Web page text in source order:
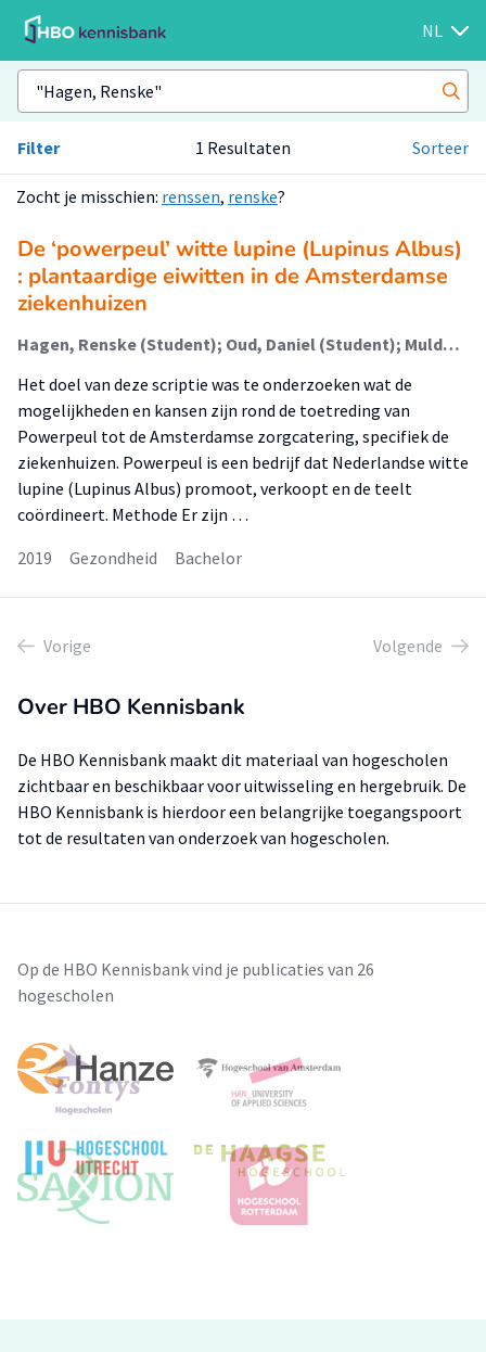
NL
Filter 1 Resultaten Sorteer
Zocht je misschien: renssen, renske?
De ‘powerpeul’ witte lupine (Lupinus Albus)
: plantaardige eiwitten in de Amsterdamse
ziekenhuizen
Hagen, Renske (Student); Oud, Daniel (Student); Mulders, Janne; Mazel, Toni
Het doel van deze scriptie was te onderzoeken wat de
mogelijkheden en kansen zijn rond de toetreding van
Powerpeul tot de Amsterdamse zorgcatering, specifiek de
ziekenhuizen. Powerpeul is een bedrijf dat Nederlandse witte
lupine (Lupinus Albus) promoot, verkoopt en de teelt
coördineert. Methode Er zijn …
2019
Gezondheid Bachelor
Vorige Volgende
Over HBO Kennisbank
De HBO Kennisbank maakt dit materiaal van hogescholen
zichtbaar en beschikbaar voor uitwisseling en hergebruik. De
HBO Kennisbank is hierdoor een belangrijke toegangspoort
tot de resultaten van onderzoek van hogescholen.
Op de HBO Kennisbank vind je publicaties van 26
hogescholen